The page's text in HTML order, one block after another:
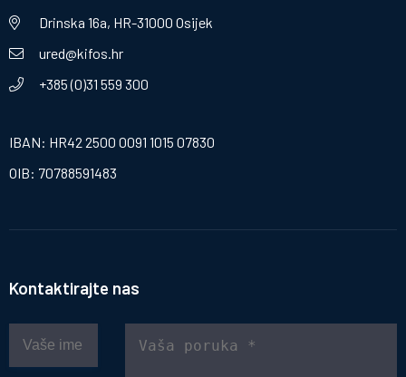
Drinska 16a, HR-31000 Osijek
ured@kifos.hr
+385 (0)31 559 300
IBAN: HR42 2500 0091 1015 07830
OIB: 70788591483
Kontaktirajte nas